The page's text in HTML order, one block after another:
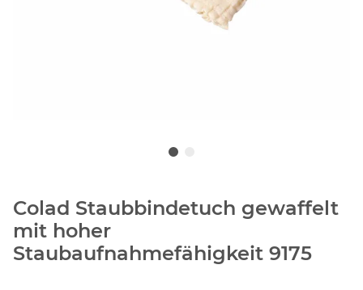
Colad Staubbindetuch gewaffelt
mit hoher
Staubaufnahmefähigkeit 9175